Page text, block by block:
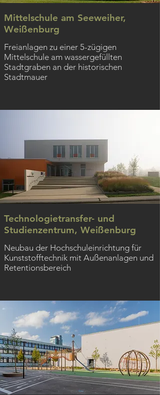
Freianlagen zu einer 5-zügigen
Mittelschule am wassergefüllten
Stadtgraben an der historischen
Stadtmauer
Mittelschule am Seeweiher,
Weißenburg
Neubau der Hochschuleinrichtung für
Kunststofftechnik mit Außenanlagen und
Retentionsbereich
Technologietransfer- und
Studienzentrum, Weißenburg